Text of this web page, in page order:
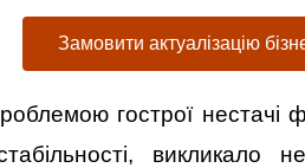
Замовити актуалізацію
гострої нестачі
викликало